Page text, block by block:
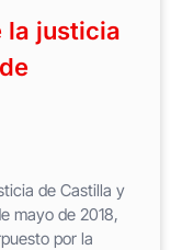
la justicia
de Castilla y
mayo de 2018,
por la